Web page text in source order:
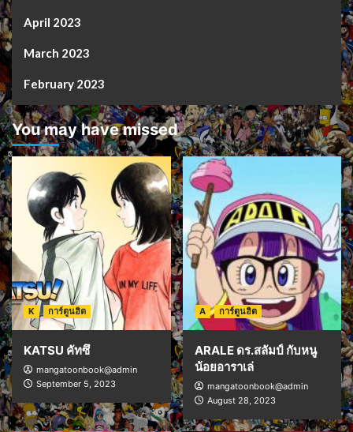
April 2023
March 2023
February 2023
You may have missed
K การ์ตูนฮิต
KATSU คัทซึ
mangatoonbook@admin
September 5, 2023
A การ์ตูนฮิต
ARALE ดร.สลัมป์ กับหนู
น้อยอาราเล่
mangatoonbook@admin
August 28, 2023